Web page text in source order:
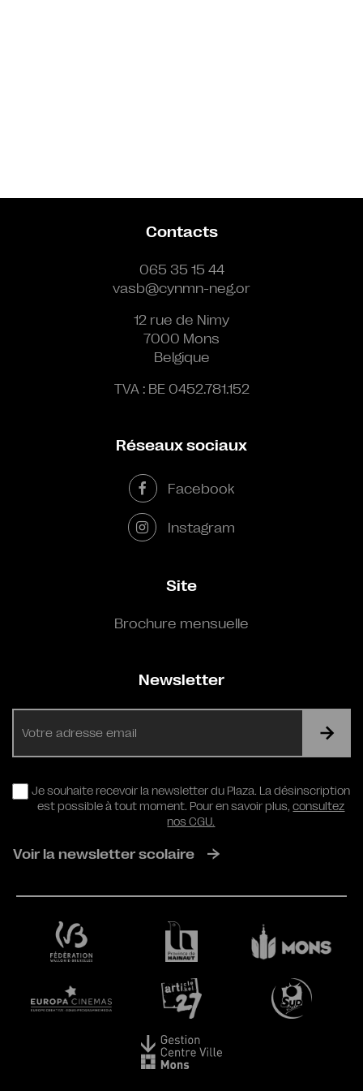
Contacts
065 35 15 44
vasb@cynmn-neg.or
12 rue de Nimy
7000 Mons
Belgique
TVA : BE 0452.781.152
Réseaux sociaux
Facebook
Instagram
Site
Brochure mensuelle
Newsletter
RGPD
Je souhaite recevoir la newsletter du Plaza. La désinscription
est possible à tout moment. Pour en savoir plus,consultez
nos CGU.
Voir la newsletter scolaire